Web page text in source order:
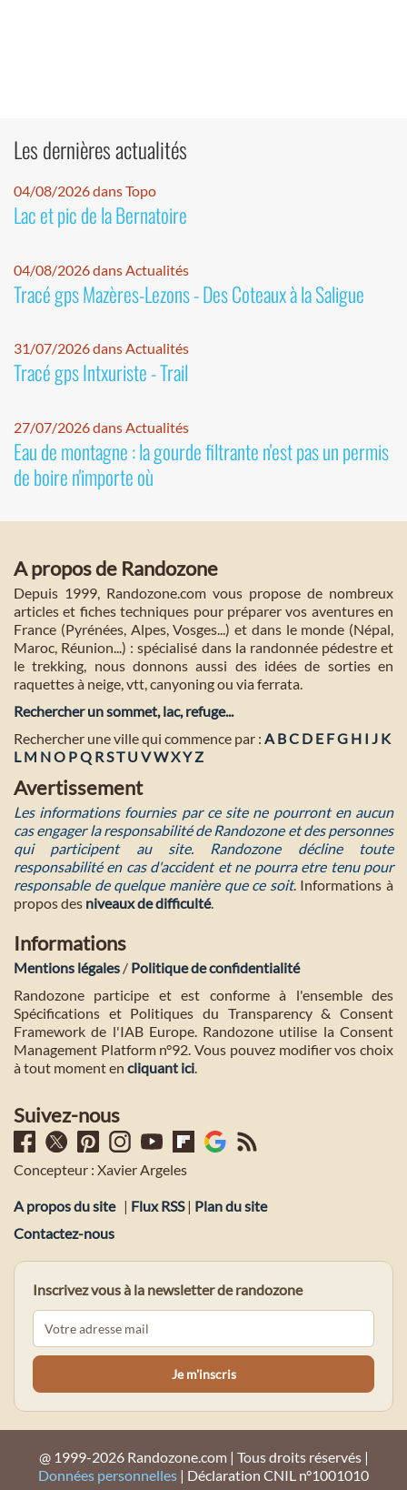
Les dernières actualités
04/08/2026 dans Topo
Lac et pic de la Bernatoire
04/08/2026 dans Actualités
Tracé gps Mazères-Lezons - Des Coteaux à la Saligue
31/07/2026 dans Actualités
Tracé gps Intxuriste - Trail
27/07/2026 dans Actualités
Eau de montagne : la gourde filtrante n'est pas un permis
de boire n'importe où
A propos de Randozone
Depuis 1999, Randozone.com vous propose de nombreux
articles et fiches techniques pour préparer vos aventures en
France (Pyrénées, Alpes, Vosges...) et dans le monde (Népal,
Maroc, Réunion...) : spécialisé dans la randonnée pédestre et
le trekking, nous donnons aussi des idées de sorties en
raquettes à neige, vtt, canyoning ou via ferrata.
Rechercher un sommet, lac, refuge...
Rechercher une ville qui commence par : A BC D E FG H I J K
L M NO PQ RST U VWXYZ
Avertissement
Les informations fournies par ce site ne pourront en aucun
cas engager la responsabilité de Randozone et des personnes
qui participent au site. Randozone décline toute
responsabilité en cas d'accident et ne pourra etre tenu pour
responsable de quelque manière que ce soit. Informations à
propos des niveaux de difficulté.
Informations
Mentions légales / Politique de confidentialité
Randozone participe et est conforme à l'ensemble des
Spécifications et Politiques du Transparency & Consent
Framework de l'IAB Europe. Randozone utilise la Consent
Management Platform n°92. Vous pouvez modifier vos choix
à tout moment en cliquant ici.
Suivez-nous
Concepteur : Xavier Argeles
A propos du site | Flux RSS| Plan du site
Contactez-nous
Inscrivez vous à la newsletter de randozone
@ 1999-2026 Randozone.com | Tous droits réservés |
Données personnelles | Déclaration CNIL n°1001010